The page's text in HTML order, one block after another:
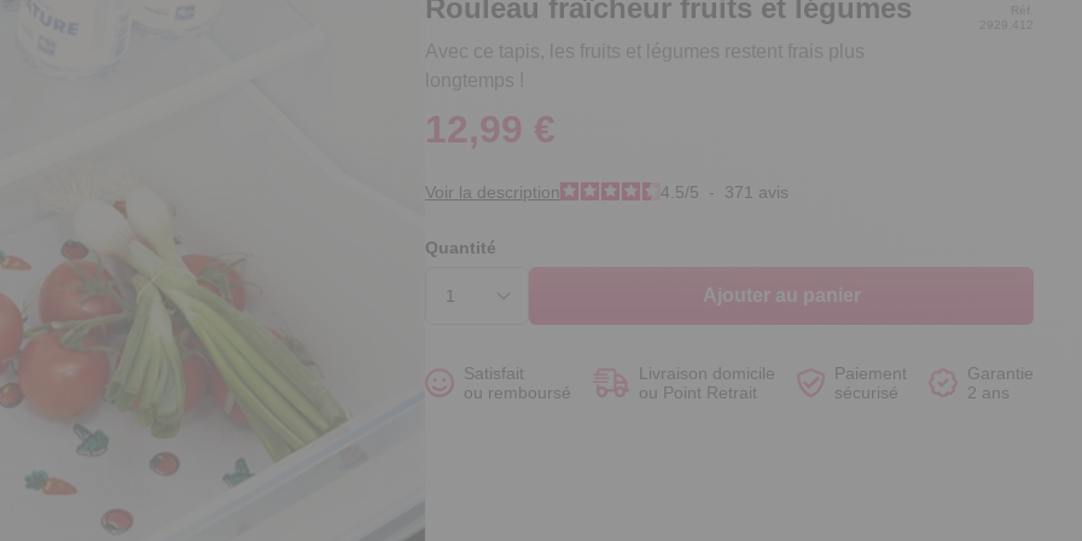
Rouleau fraîcheur fruits et légumes
Avec ce tapis, les fruits et légumes restent frais plus
longtemps !
Réf.
2929.412
12,99 €
Voir la description 4.5/5 - 371 avis
Quantité
Ajouter au panier
Satisfait
ou remboursé
Livraison domicile
ou Point Retrait
Paiement
sécurisé
Garantie
2 ans